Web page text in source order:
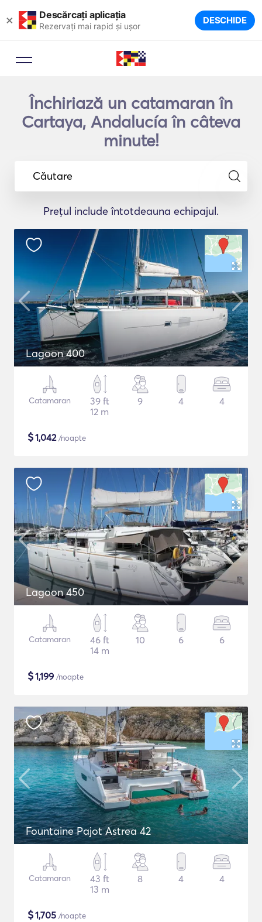
× Descărcați aplicația
Rezervați mai rapid și ușor DESCHIDE
Închiriază un catamaran în
Cartaya, Andalucía în câteva
minute!
Căutare
Prețul include întotdeauna echipajul.
Lagoon 400
Catamaran
39 ft
12 m
9 4 4
$1,042/noapte
Lagoon 450
Catamaran
46 ft
14 m
10 6 6
$1,199 /noapte
Fountaine Pajot Astrea 42
Catamaran
43 ft
13 m
8 4 4
$1,705 /noapte